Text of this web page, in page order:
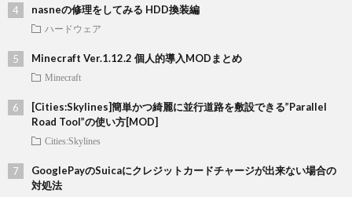
nasneの修理をしてみる HDD換装編
ハードウェア
Minecraft Ver.1.12.2 個人的導入MODまとめ
Minecraft
[Cities:Skylines]簡単かつ綺麗に並行道路を敷設できる”Parallel
Road Tool”の使い方[MOD]
Cities:Skylines
GooglePayのSuicaにクレジットカードチャージが出来ない場合の
対処法